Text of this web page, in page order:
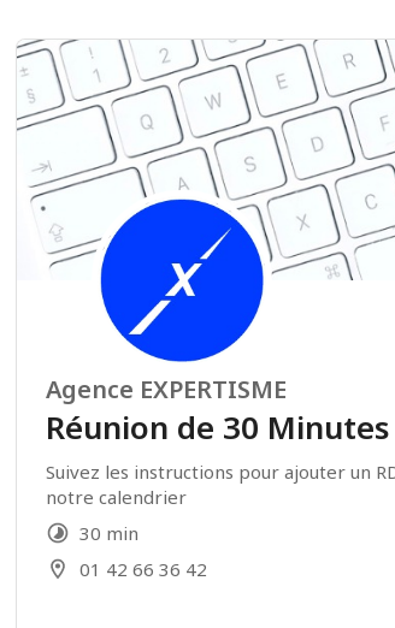
Agence EXPERTISME
Réunion de 30 Minutes
Suivez les instructions pour ajouter un
notre calendrier
30 min
01 42 66 36 42